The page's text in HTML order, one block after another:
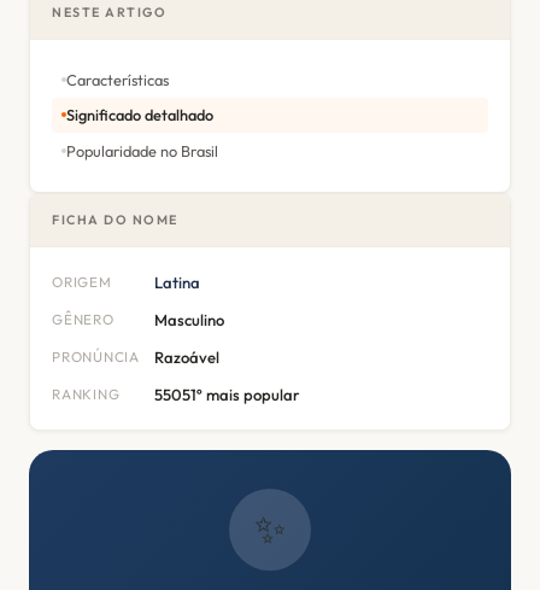
NESTE ARTIGO
Características
Significado detalhado
Popularidade no Brasil
FICHA DO NOME
ORIGEM Latina
GÊNERO Masculino
PRONÚNCIA Razoável
RANKING 55051º mais popular
✨